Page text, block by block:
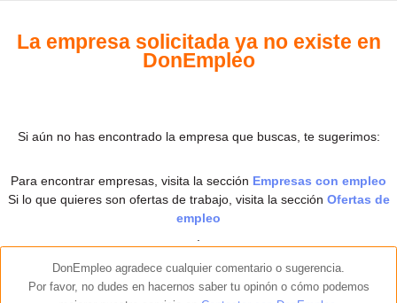
La empresa solicitada ya no existe en
DonEmpleo
Si aún no has encontrado la empresa que buscas, te sugerimos:
Para encontrar empresas, visita la sección Empresas con empleo
Si lo que quieres son ofertas de trabajo, visita la sección Ofertas de
empleo
DonEmpleo agradece cualquier comentario o sugerencia.
Por favor, no dudes en hacernos saber tu opinón o cómo podemos